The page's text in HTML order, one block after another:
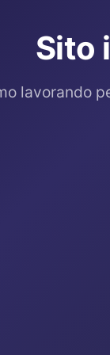
Sito
lavorando